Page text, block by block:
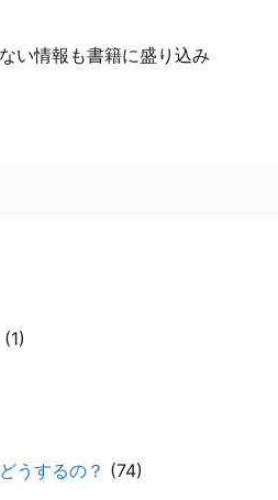
い情報も書籍に盛り込み
(1)
うするの？ (74)